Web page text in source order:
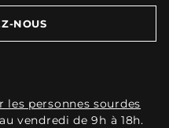
NOUS
les personnes sourdes
vendredi de 9h à 18h.